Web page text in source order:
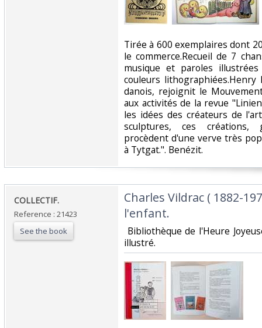
‎Tirée à 600 exemplaires dont
le commerce.Recueil de 7
musique et paroles
couleurs
danois, rejoignit le
aux activités de la revue
les idées des créateurs de
sculptures, ces créations,
procèdent d'une verve très
à Tytgat.". Benézit. ‎
‎COLLECTIF.‎
Reference : 21423
See the book
‎Charles Vildrac ( 1882-
l'enfant.‎
Bibliothèque de l'Heure
illustré. ‎